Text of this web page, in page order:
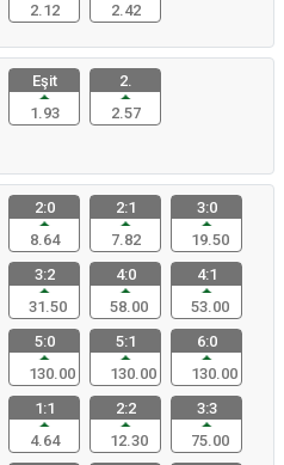
2.12
2.42
Eşit
1.93
2.
2.57
2:0
8.64
2:1
7.82
3:0
19.50
3:2
31.50
4:0
58.00
4:1
53.00
5:0
130.00
5:1
130.00
6:0
130.00
1:1
4.64
2:2
12.30
3:3
75.00